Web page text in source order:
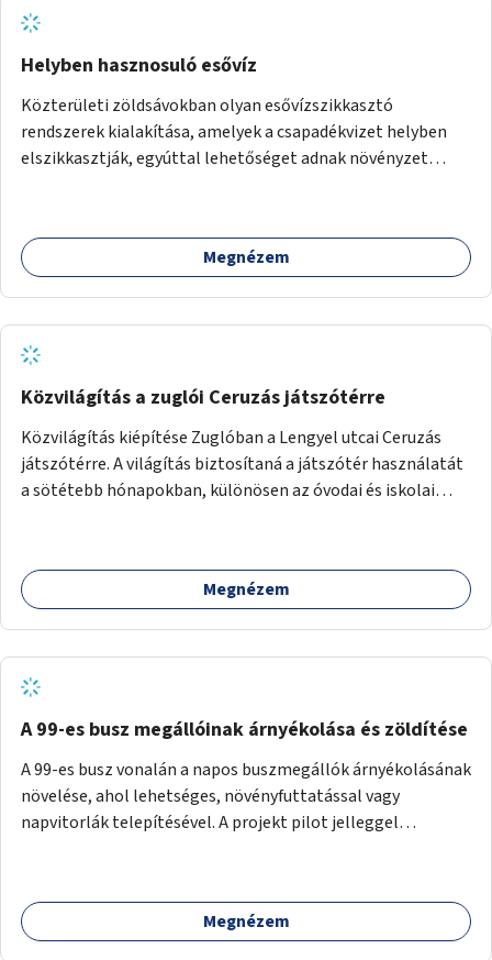
Helyben hasznosuló esővíz
Közterületi zöldsávokban olyan esővízszikkasztó
rendszerek kialakítása, amelyek a csapadékvizet helyben
elszikkasztják, egyúttal lehetőséget adnak növényzet
Megnézem
Közvilágítás a zuglói Ceruzás játszótérre
Közvilágítás kiépítése Zuglóban a Lengyel utcai Ceruzás
játszótérre. A világítás biztosítaná a játszótér használatát
a sötétebb hónapokban, különösen az óvodai és iskolai
Megnézem
A 99-es busz megállóinak árnyékolása és zöldítése
A 99-es busz vonalán a napos buszmegállók árnyékolásának
növelése, ahol lehetséges, növényfuttatással vagy
napvitorlák telepítésével. A projekt pilot jelleggel
Megnézem